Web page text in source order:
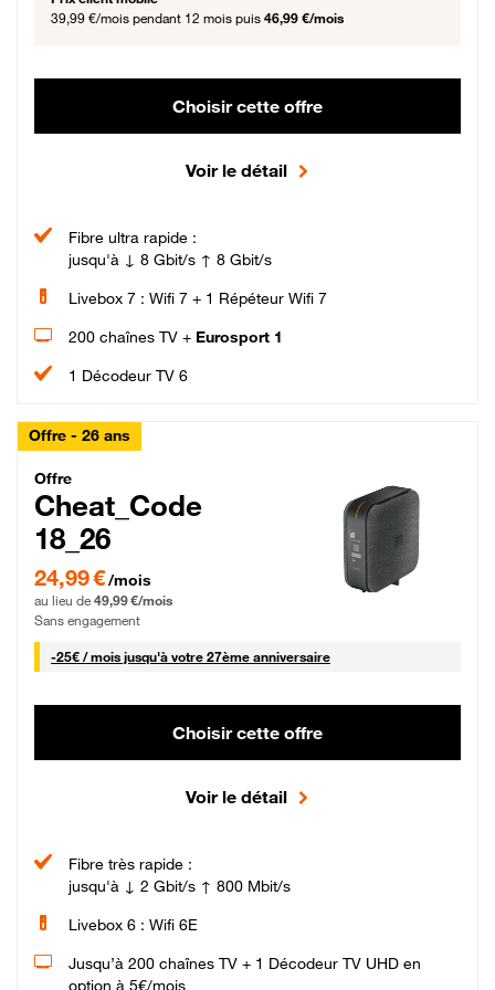
39,99 €/mois pendant 12 mois puis 46,99 €/mois
Choisir cette offre
Voir le détail
Fibre ultra rapide :
jusqu'à ↓ 8 Gbit/s ↑ 8 Gbit/s
Livebox 7 : Wifi 7 + 1 Répéteur Wifi 7
200 chaînes TV + Eurosport 1
1 Décodeur TV 6
Offre - 26 ans
Cheat_Code Fibre_18_26
Offre
Cheat_Code
18_26
24,99 € par mois pendant 0 mois puis 49,99 € par mois, Sans engagement
24,99 €/mois
au lieu de 49,99 €/mois
Sans engagement
-25€ / mois25 € par mois
jusqu'à votre 27ème anniversaire
Choisir cette offre
Voir le détail
Fibre très rapide :
jusqu'à ↓ 2 Gbit/s ↑ 800 Mbit/s
Livebox 6 : Wifi 6E
Jusqu’à 200 chaînes TV + 1 Décodeur TV UHD en
option à 5€/mois